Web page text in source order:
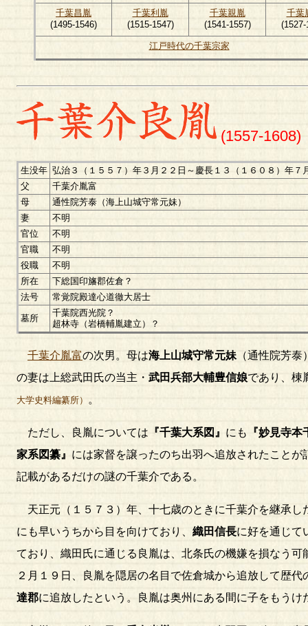
千葉昌胤
(1495-1546)
千葉利胤
(1515-1547)
千葉親胤
(1541-1557)
千葉
(1527-
江戸時代の千葉宗家
(1557-1608)
生没年 弘治３（１５５７）年３月２２日～慶長１３（１６０８）年７
父
千葉介胤富
母
通性院芳泰（海上山城守常元妹）
妻
不明
官位
不明
官職
不明
役職
不明
所在
下総国印旛郡佐倉？
法号
常覚院殿達心道徹大居士
墓所
千葉院西光院？
超林寺（岩橋輔胤建立）？
千葉介胤富の次男。母は海上山城守常元妹 （通性院芳泰
の妻は上総武田氏の当主・ 武田兵部大輔豊信娘であり、棟
大学史料編纂所） 。
ただし、良胤については 『千葉大系図』 にも
『妙見寺
家系図纂』 には家督を譲ったのち出羽へ追放されたことが
記載があるだけの謎の千葉介である。
天正元（１５７３）年、十七歳のときに千葉介を継承し
にも早いうちから目を向けており、 織田信長に好を通じて
ており、織田氏に通じる良胤は、北条氏の機嫌を損なう
２月１９日、良胤を隠居の名目で佐倉城から追放して歴代
達郡に追放したという。良胤は奥州にある間に子をもう